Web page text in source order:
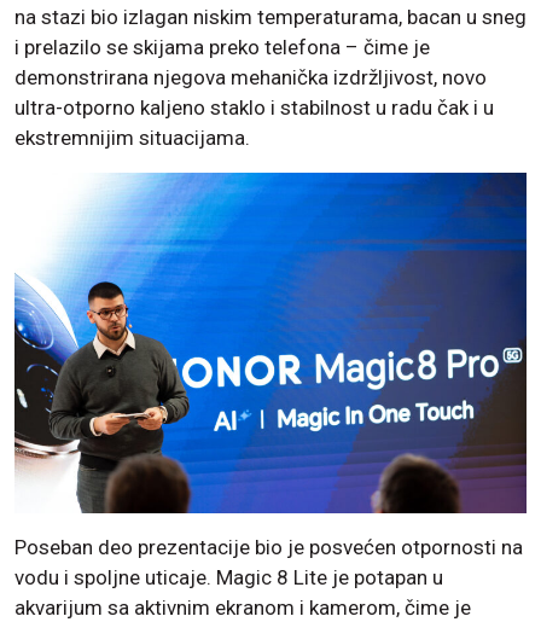
na stazi bio izlagan niskim temperaturama, bacan u sneg
i prelazilo se skijama preko telefona – čime je
demonstrirana njegova mehanička izdržljivost, novo
ultra-otporno kaljeno staklo i stabilnost u radu čak i u
ekstremnijim situacijama.
Poseban deo prezentacije bio je posvećen otpornosti na
vodu i spoljne uticaje. Magic 8 Lite je potapan u
akvarijum sa aktivnim ekranom i kamerom, čime je